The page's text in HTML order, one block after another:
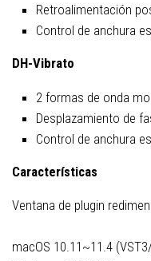
Retroalimentación
Control de anchura
DH-Vibrato
2 formas de onda
Desplazamiento de
Control de anchura
Características
Ventana de plugin
macOS 10.11~11.4